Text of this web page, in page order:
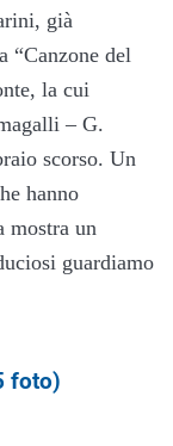
già
“Canzone del
la cui
– G.
scorso. Un
hanno
mostra un
guardiamo
foto)